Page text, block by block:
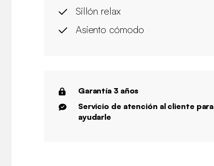
Sillón relax
Asiento cómodo
Garantía 3 años
Servicio de atención al cliente para
ayudarle